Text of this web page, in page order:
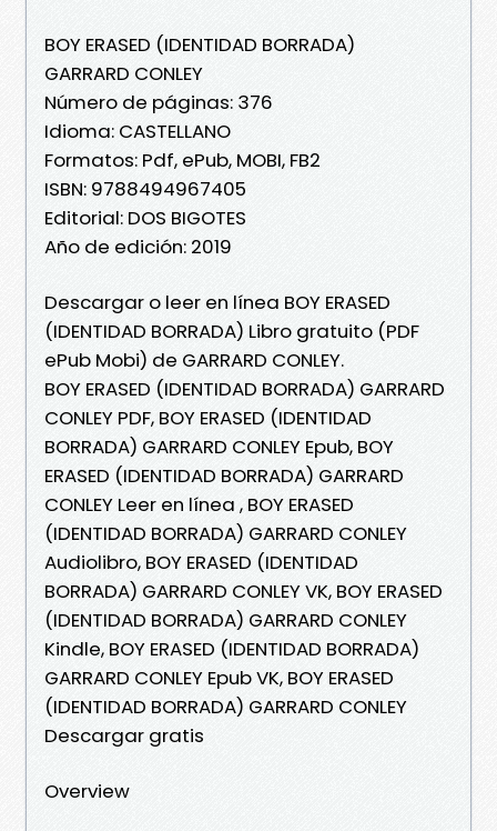
BOY ERASED (IDENTIDAD BORRADA)
GARRARD CONLEY
Número de páginas: 376
Idioma: CASTELLANO
Formatos: Pdf, ePub, MOBI, FB2
ISBN: 9788494967405
Editorial: DOS BIGOTES
Año de edición: 2019
Descargar o leer en línea BOY ERASED
(IDENTIDAD BORRADA) Libro gratuito (PDF
ePub Mobi) de GARRARD CONLEY.
BOY ERASED (IDENTIDAD BORRADA) GARRARD
CONLEY PDF, BOY ERASED (IDENTIDAD
BORRADA) GARRARD CONLEY Epub, BOY
ERASED (IDENTIDAD BORRADA) GARRARD
CONLEY Leer en línea , BOY ERASED
(IDENTIDAD BORRADA) GARRARD CONLEY
Audiolibro, BOY ERASED (IDENTIDAD
BORRADA) GARRARD CONLEY VK, BOY ERASED
(IDENTIDAD BORRADA) GARRARD CONLEY
Kindle, BOY ERASED (IDENTIDAD BORRADA)
GARRARD CONLEY Epub VK, BOY ERASED
(IDENTIDAD BORRADA) GARRARD CONLEY
Descargar gratis
Overview